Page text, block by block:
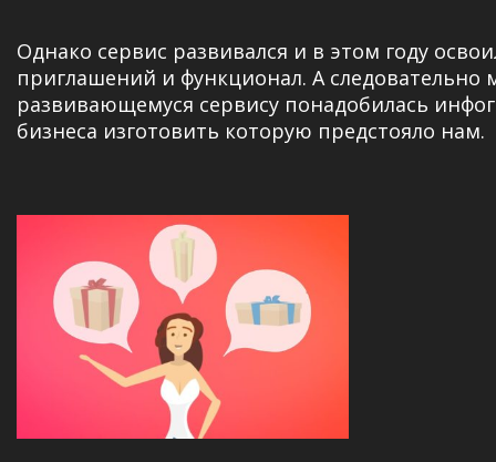
Однако сервис развивался и в этом году
приглашений и функционал. А следовательно
развивающемуся сервису понадобилась
бизнеса изготовить которую предстояло нам.